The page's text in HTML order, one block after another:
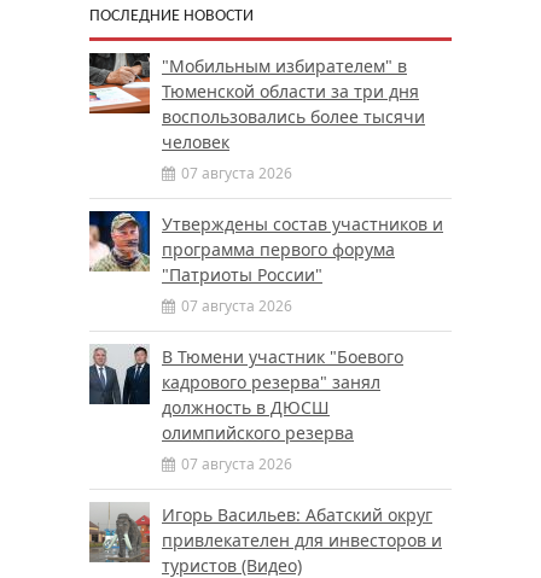
ПОСЛЕДНИЕ НОВОСТИ
"Мобильным избирателем" в
Тюменской области за три дня
воспользовались более тысячи
человек
07 августа 2026
Утверждены состав участников и
программа первого форума
"Патриоты России"
07 августа 2026
В Тюмени участник "Боевого
кадрового резерва" занял
должность в ДЮСШ
олимпийского резерва
07 августа 2026
Игорь Васильев: Абатский округ
привлекателен для инвесторов и
туристов (Видео)